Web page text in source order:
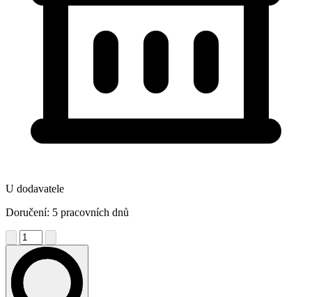
U dodavatele
Doručení: 5 pracovních dnů